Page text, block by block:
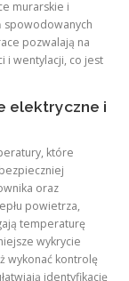
murarskie i
spowodowanych
pozwalają na
i wentylacji, co jest
elektryczne i
które
oraz
powietrza,
temperaturę
wykrycie
wykonać kontrolę
identyfikację